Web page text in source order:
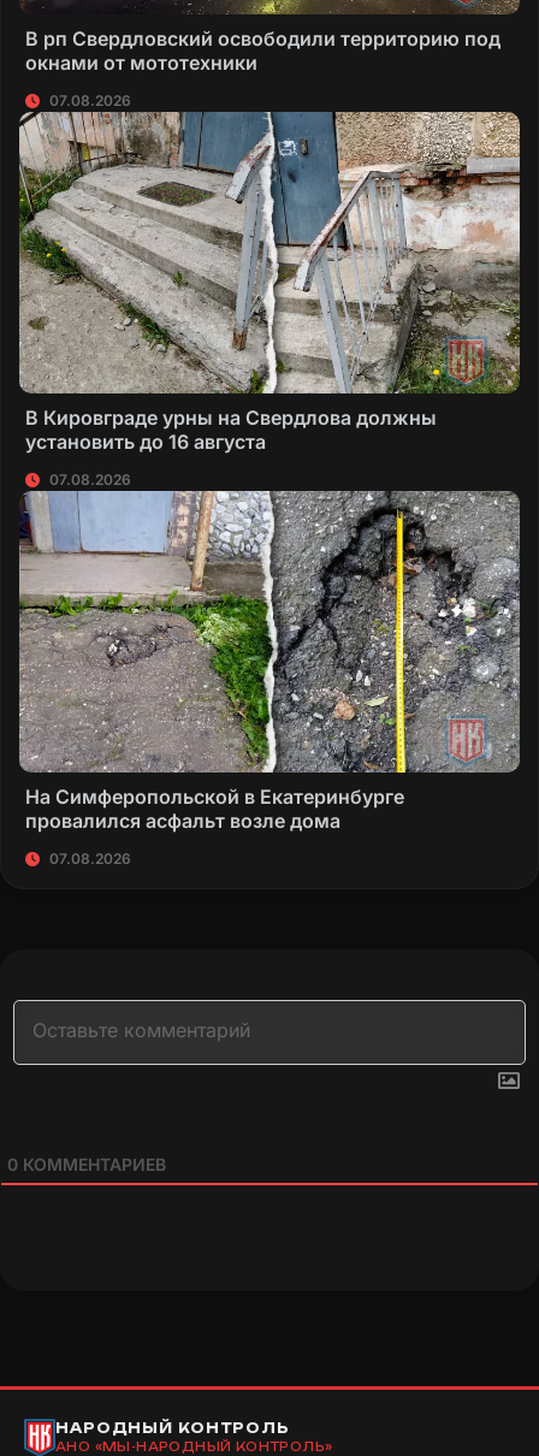
В рп Свердловский освободили территорию под
окнами от мототехники
07.08.2026
В Кировграде урны на Свердлова должны
установить до 16 августа
07.08.2026
На Симферопольской в Екатеринбурге
провалился асфальт возле дома
07.08.2026
0 КОММЕНТАРИЕВ
НАРОДНЫЙ КОНТРОЛЬ
АНО «МЫ-НАРОДНЫЙ КОНТРОЛЬ»